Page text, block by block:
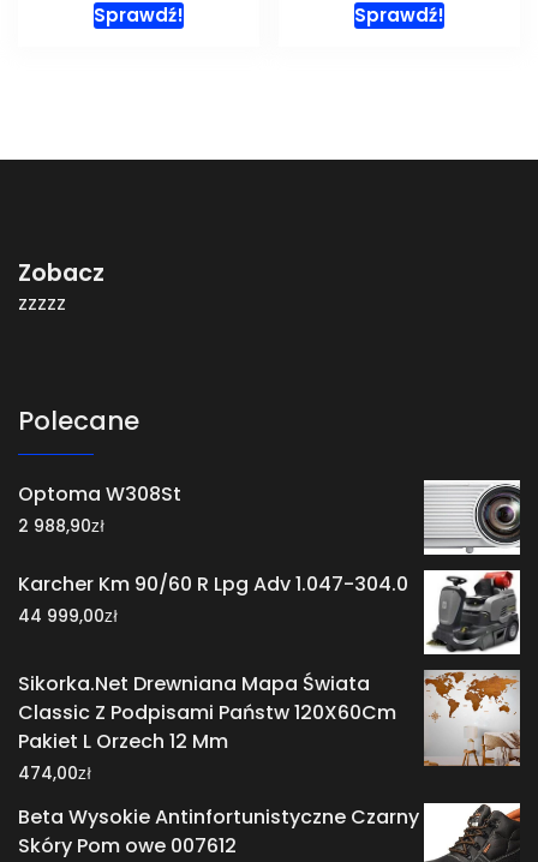
Sprawdź! Sprawdź!
Zobacz
zzzzz
Polecane
Optoma W308St
2 988,90zł
Karcher Km 90/60 R Lpg Adv 1.047-304.0
44 999,00zł
Sikorka.Net Drewniana Mapa Świata
Classic Z Podpisami Państw 120X60Cm
Pakiet L Orzech 12 Mm
474,00zł
Beta Wysokie Antinfortunistyczne Czarny
Skóry Pom owe 007612